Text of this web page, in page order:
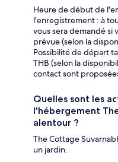
Heure de début de
l'enregistrement : à
vous sera demandé si
prévue (selon la
Possibilité de départ
THB (selon la
contact sont
Quelles sont les
l'hébergement
alentour ?
The Cottage
un jardin.